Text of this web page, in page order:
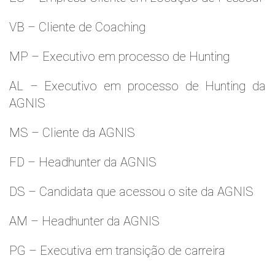
VB – Cliente de Coaching
MP – Executivo em processo de Hunting
AL – Executivo em processo de Hunting da
AGNIS
MS – Cliente da AGNIS
FD – Headhunter da AGNIS
DS – Candidata que acessou o site da AGNIS
AM – Headhunter da AGNIS
PG – Executiva em transição de carreira